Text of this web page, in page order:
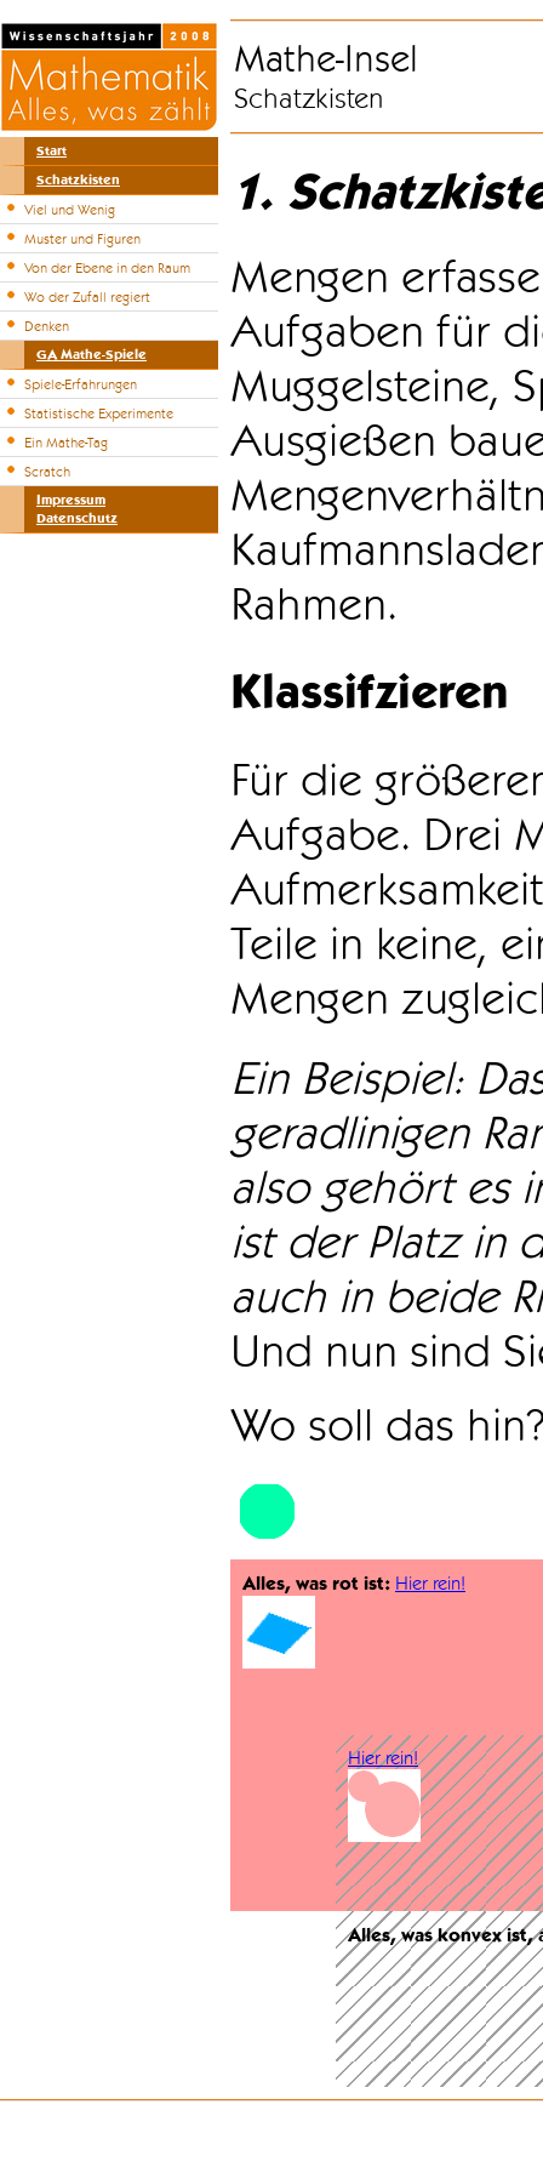
Start
Schatzkisten
Viel und Wenig
Muster und Figuren
Von der Ebene in den Raum
Wo der Zufall regiert
Denken
GA Mathe-Spiele
Spiele-Erfahrungen
Statistische Experimente
Ein Mathe-Tag
Scratch
Impressum
Datenschutz
Mathe-Insel
Schatzkisten
1.
Mengen
Aufgaben für
Muggelsteine,
Ausgießen
Rahmen.
Klassifzieren
Für die
Aufgabe. Drei
Teile in keine,
Mengen
Ein Beispiel:
geradlinigen
also gehört es
ist der Platz in
auch in beide
Und nun sind
Wo soll das
Alles, was rot ist: Hier rein!
Hier rein!
Alles, was konvex